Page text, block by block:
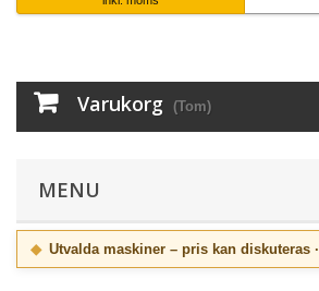
Varukorg (Tom)
MENU
◆ Utvalda maskiner – pris kan diskuteras ·